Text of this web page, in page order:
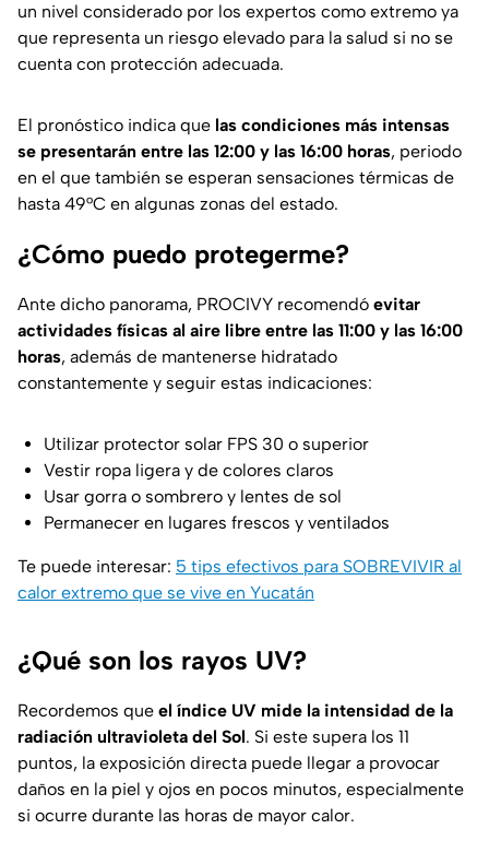
un nivel considerado por los expertos como extremo ya
que representa un riesgo elevado para la salud si no se
cuenta con protección adecuada.
El pronóstico indica que las condiciones más intensas
se presentarán entre las 12:00 y las 16:00 horas, periodo
en el que también se esperan sensaciones térmicas de
hasta 49°C en algunas zonas del estado.
¿Cómo puedo protegerme?
Ante dicho panorama, PROCIVY recomendó evitar
actividades físicas al aire libre entre las 11:00 y las 16:00
horas, además de mantenerse hidratado
constantemente y seguir estas indicaciones:
Utilizar protector solar FPS 30 o superior
Vestir ropa ligera y de colores claros
Usar gorra o sombrero y lentes de sol
Permanecer en lugares frescos y ventilados
Te puede interesar: 5 tips efectivos para SOBREVIVIR al
calor extremo que se vive en Yucatán
¿Qué son los rayos UV?
Recordemos que el índice UV mide la intensidad de la
radiación ultravioleta del Sol. Si este supera los 11
puntos, la exposición directa puede llegar a provocar
daños en la piel y ojos en pocos minutos, especialmente
si ocurre durante las horas de mayor calor.